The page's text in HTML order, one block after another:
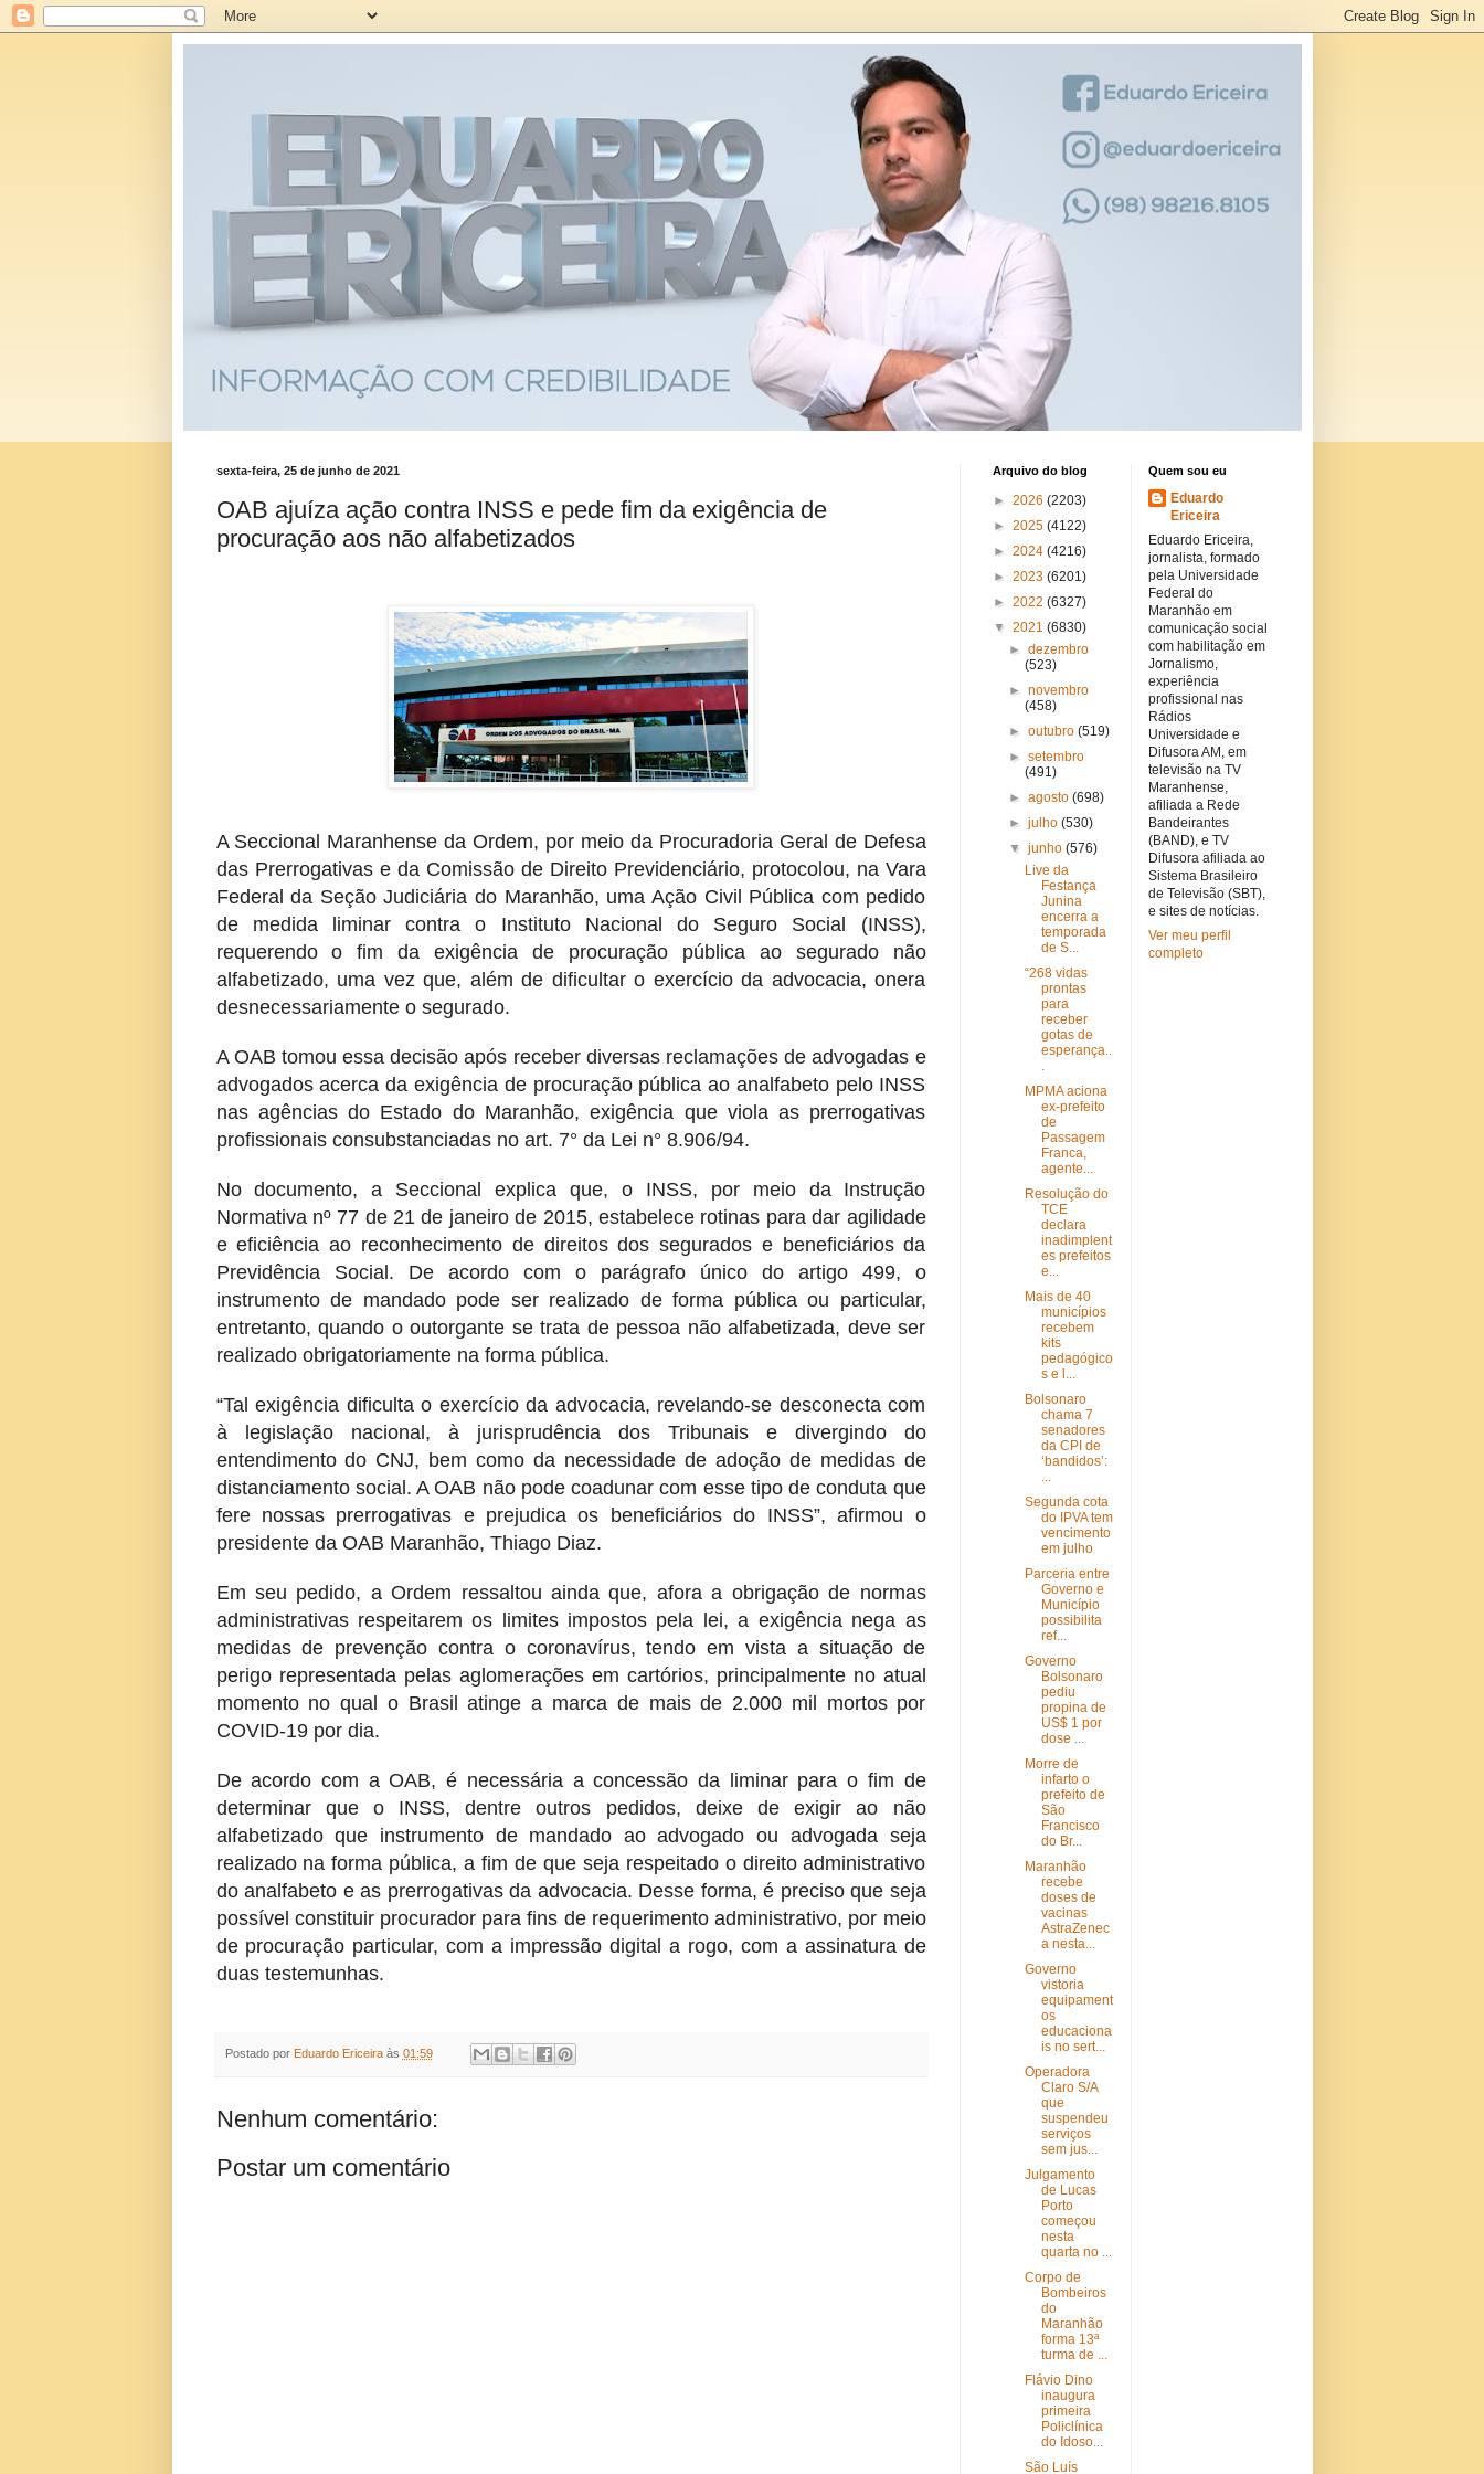
sexta-feira, 25 de junho de 2021
OAB ajuíza ação contra INSS e pede fim da exigência de
procuração aos não alfabetizados
A Seccional Maranhense da Ordem, por meio da Procuradoria Geral de Defesa
das Prerrogativas e da Comissão de Direito Previdenciário, protocolou, na Vara
Federal da Seção Judiciária do Maranhão, uma Ação Civil Pública com pedido
de medida liminar contra o Instituto Nacional do Seguro Social (INSS),
requerendo o fim da exigência de procuração pública ao segurado não
alfabetizado, uma vez que, além de dificultar o exercício da advocacia, onera
desnecessariamente o segurado.
A OAB tomou essa decisão após receber diversas reclamações de advogadas e
advogados acerca da exigência de procuração pública ao analfabeto pelo INSS
nas agências do Estado do Maranhão, exigência que viola as prerrogativas
profissionais consubstanciadas no art. 7° da Lei n° 8.906/94.
No documento, a Seccional explica que, o INSS, por meio da Instrução
Normativa nº 77 de 21 de janeiro de 2015, estabelece rotinas para dar agilidade
e eficiência ao reconhecimento de direitos dos segurados e beneficiários da
Previdência Social. De acordo com o parágrafo único do artigo 499, o
instrumento de mandado pode ser realizado de forma pública ou particular,
entretanto, quando o outorgante se trata de pessoa não alfabetizada, deve ser
realizado obrigatoriamente na forma pública.
“Tal exigência dificulta o exercício da advocacia, revelando-se desconecta com
à legislação nacional, à jurisprudência dos Tribunais e divergindo do
entendimento do CNJ, bem como da necessidade de adoção de medidas de
distanciamento social. A OAB não pode coadunar com esse tipo de conduta que
fere nossas prerrogativas e prejudica os beneficiários do INSS”, afirmou o
presidente da OAB Maranhão, Thiago Diaz.
Em seu pedido, a Ordem ressaltou ainda que, afora a obrigação de normas
administrativas respeitarem os limites impostos pela lei, a exigência nega as
medidas de prevenção contra o coronavírus, tendo em vista a situação de
perigo representada pelas aglomerações em cartórios, principalmente no atual
momento no qual o Brasil atinge a marca de mais de 2.000 mil mortos por
COVID-19 por dia.
De acordo com a OAB, é necessária a concessão da liminar para o fim de
determinar que o INSS, dentre outros pedidos, deixe de exigir ao não
alfabetizado que instrumento de mandado ao advogado ou advogada seja
realizado na forma pública, a fim de que seja respeitado o direito administrativo
do analfabeto e as prerrogativas da advocacia. Desse forma, é preciso que seja
possível constituir procurador para fins de requerimento administrativo, por meio
de procuração particular, com a impressão digital a rogo, com a assinatura de
duas testemunhas.
Postado por Eduardo Ericeira às 01:59
Nenhum comentário:
Postar um comentário
Arquivo do blog
► 2026 (2203)
► 2025 (4122)
► 2024 (4216)
► 2023 (6201)
► 2022 (6327)
▼ 2021 (6830)
► dezembro
(523)
► novembro
(458)
► outubro (519)
► setembro
(491)
► agosto (698)
► julho (530)
▼ junho (576)
Live da
Festança
Junina
encerra a
temporada
de S...
“268 vidas
prontas
para
receber
gotas de
esperança..
.
MPMA aciona
ex-prefeito
de
Passagem
Franca,
agente...
Resolução do
TCE
declara
inadimplent
es prefeitos
e...
Mais de 40
municípios
recebem
kits
pedagógico
s e l...
Bolsonaro
chama 7
senadores
da CPI de
‘bandidos’:
...
Segunda cota
do IPVA tem
vencimento
em julho
Parceria entre
Governo e
Município
possibilita
ref...
Governo
Bolsonaro
pediu
propina de
US$ 1 por
dose ...
Morre de
infarto o
prefeito de
São
Francisco
do Br...
Maranhão
recebe
doses de
vacinas
AstraZenec
a nesta...
Governo
vistoria
equipament
os
educaciona
is no sert...
Operadora
Claro S/A
que
suspendeu
serviços
sem jus...
Julgamento
de Lucas
Porto
começou
nesta
quarta no ...
Corpo de
Bombeiros
do
Maranhão
forma 13ª
turma de ...
Flávio Dino
inaugura
primeira
Policlínica
do Idoso...
São Luís
Quem sou eu
Eduardo
Ericeira
Eduardo Ericeira,
jornalista, formado
pela Universidade
Federal do
Maranhão em
comunicação social
com habilitação em
Jornalismo,
experiência
profissional nas
Rádios
Universidade e
Difusora AM, em
televisão na TV
Maranhense,
afiliada a Rede
Bandeirantes
(BAND), e TV
Difusora afiliada ao
Sistema Brasileiro
de Televisão (SBT),
e sites de notícias.
Ver meu perfil
completo